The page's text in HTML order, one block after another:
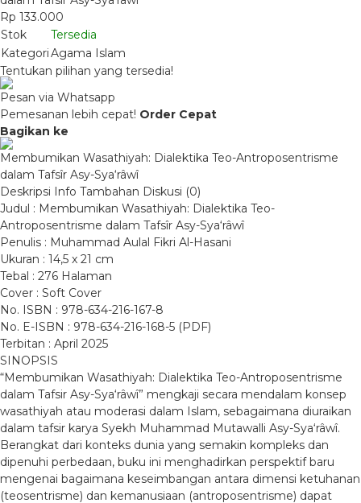
Rp 133.000
Stok
Tersedia
KategoriAgama Islam
Tentukan pilihan yang tersedia!
Pesan via Whatsapp
Pemesanan lebih cepat! Order Cepat
Bagikan ke
Membumikan Wasathiyah: Dialektika Teo-Antroposentrisme
dalam Tafsîr Asy-Sya‘râwî
Deskripsi Info Tambahan Diskusi (0)
Judul : Membumikan Wasathiyah: Dialektika Teo-
Antroposentrisme dalam Tafsîr Asy-Sya‘râwî
Penulis : Muhammad Aulal Fikri Al-Hasani
Ukuran : 14,5 x 21 cm
Tebal : 276 Halaman
Cover : Soft Cover
No. ISBN : 978-634-216-167-8
No. E-ISBN : 978-634-216-168-5 (PDF)
Terbitan : April 2025
SINOPSIS
“Membumikan Wasathiyah: Dialektika Teo-Antroposentrisme
dalam Tafsir Asy-Sya‘râwî” mengkaji secara mendalam konsep
wasathiyah atau moderasi dalam Islam, sebagaimana diuraikan
dalam tafsir karya Syekh Muhammad Mutawalli Asy-Sya‘râwî.
Berangkat dari konteks dunia yang semakin kompleks dan
dipenuhi perbedaan, buku ini menghadirkan perspektif baru
mengenai bagaimana keseimbangan antara dimensi ketuhanan
(teosentrisme) dan kemanusiaan (antroposentrisme) dapat